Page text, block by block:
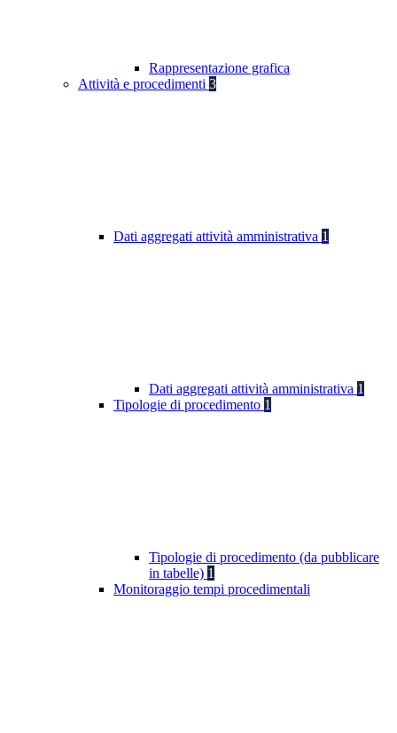
Rappresentazione grafica
Attività e procedimenti 3
Dati aggregati attività amministrativa 1
Dati aggregati attività amministrativa 1
Tipologie di procedimento 1
Tipologie di procedimento (da pubblicare
in tabelle) 1
Monitoraggio tempi procedimentali